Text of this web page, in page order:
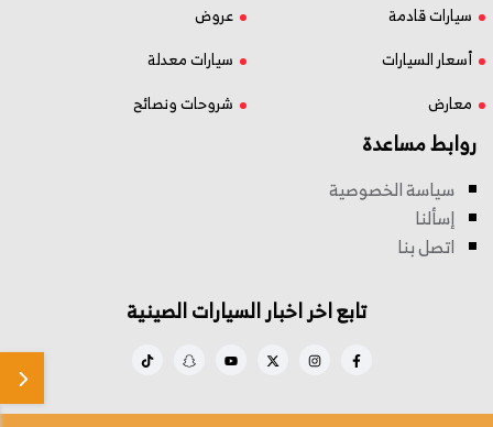
سيارات قادمة
عروض
أسعار السيارات
سيارات معدلة
معارض
شروحات ونصائح
روابط مساعدة
سياسة الخصوصية
إسألنا
اتصل بنا
تابع اخر اخبار السيارات الصينية